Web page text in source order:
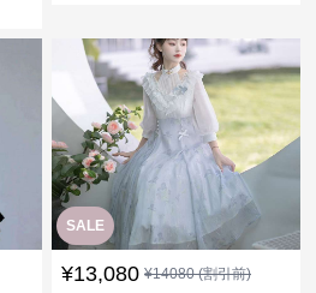
SALE
¥13,080 ¥14080(割引前)